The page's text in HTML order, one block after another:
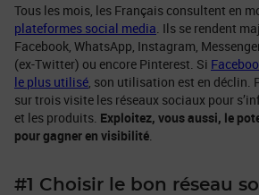
Tous les mois, les Français consultent en
plateformes social media. Ils se rendent
Facebook, WhatsApp, Instagram,
(ex-Twitter) ou encore Pinterest. Si
le plus utilisé, son utilisation est en déclin.
sur trois visite les réseaux sociaux pour
et les produits. Exploitez, vous aussi, le
pour gagner en visibilité.
#1 Choisir le bon réseau